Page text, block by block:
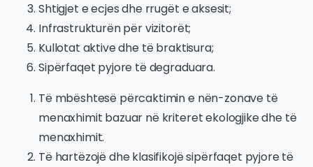
Shtigjet e ecjes dhe rrugët e aksesit;
Infrastrukturën për vizitorët;
Kullotat aktive dhe të braktisura;
Sipërfaqet pyjore të degraduara.
Të mbështesë përcaktimin e nën-zonave të
menaxhimit bazuar në kriteret ekologjike dhe të
menaxhimit.
Të hartëzojë dhe klasifikojë sipërfaqet pyjore të